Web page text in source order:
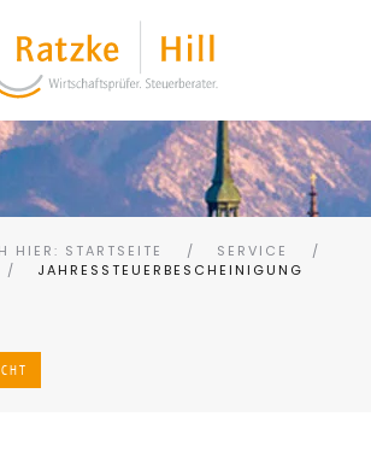
HIER: STARTSEITE
SERVICE
JAHRESSTEUERBESCHEINIGUNG